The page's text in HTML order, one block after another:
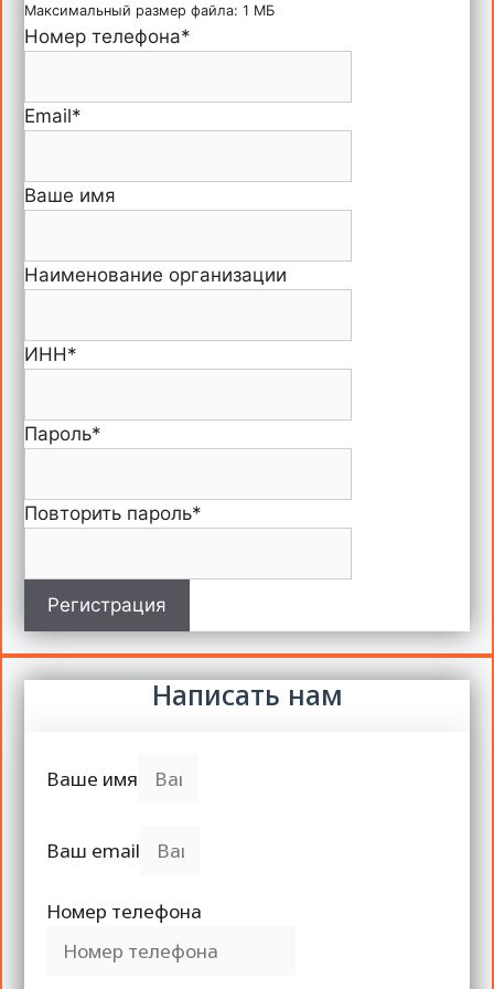
Максимальный размер файла: 1 МБ
Номер телефона*
Email*
Ваше имя
Наименование организации
ИНН*
Пароль*
Повторить пароль*
Регистрация
Написать нам
Ваше имя
Ваш email
Номер телефона